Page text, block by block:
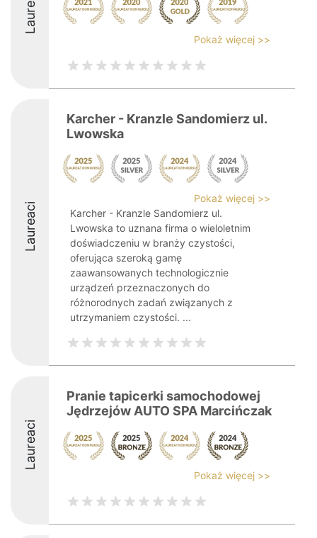
Pokaż więcej >>
Laureaci
Karcher - Kranzle Sandomierz ul.
Lwowska
Pokaż więcej >>
Karcher - Kranzle Sandomierz ul.
Lwowska to uznana firma o wieloletnim
doświadczeniu w branży czystości,
oferująca szeroką gamę
zaawansowanych technologicznie
urządzeń przeznaczonych do
różnorodnych zadań związanych z
utrzymaniem czystości. ...
Laureaci
Pranie tapicerki samochodowej
Jędrzejów AUTO SPA Marcińczak
Pokaż więcej >>